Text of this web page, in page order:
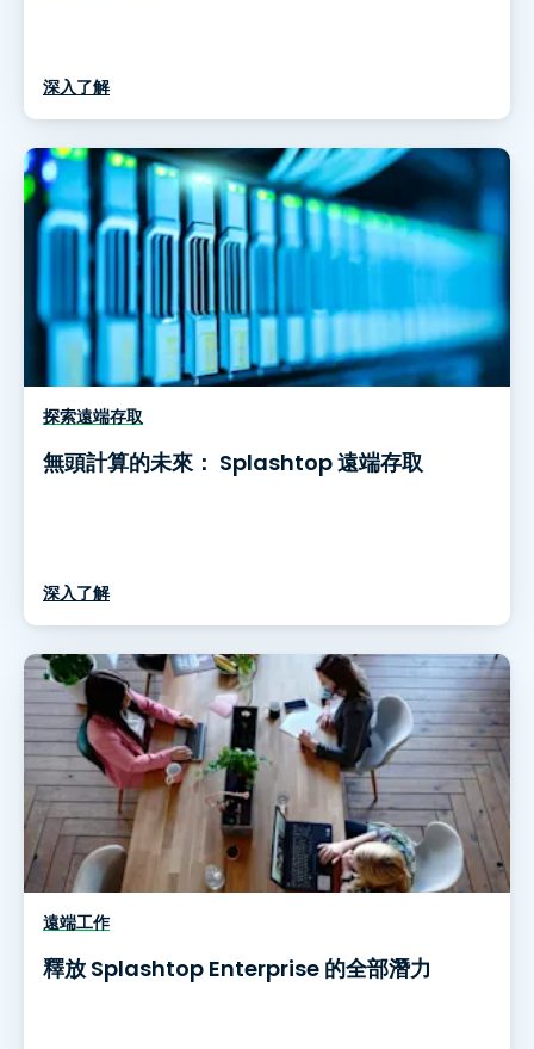
深入了解
探索遠端存取
無頭計算的未來： Splashtop 遠端存取
深入了解
遠端工作
釋放 Splashtop Enterprise 的全部潛力